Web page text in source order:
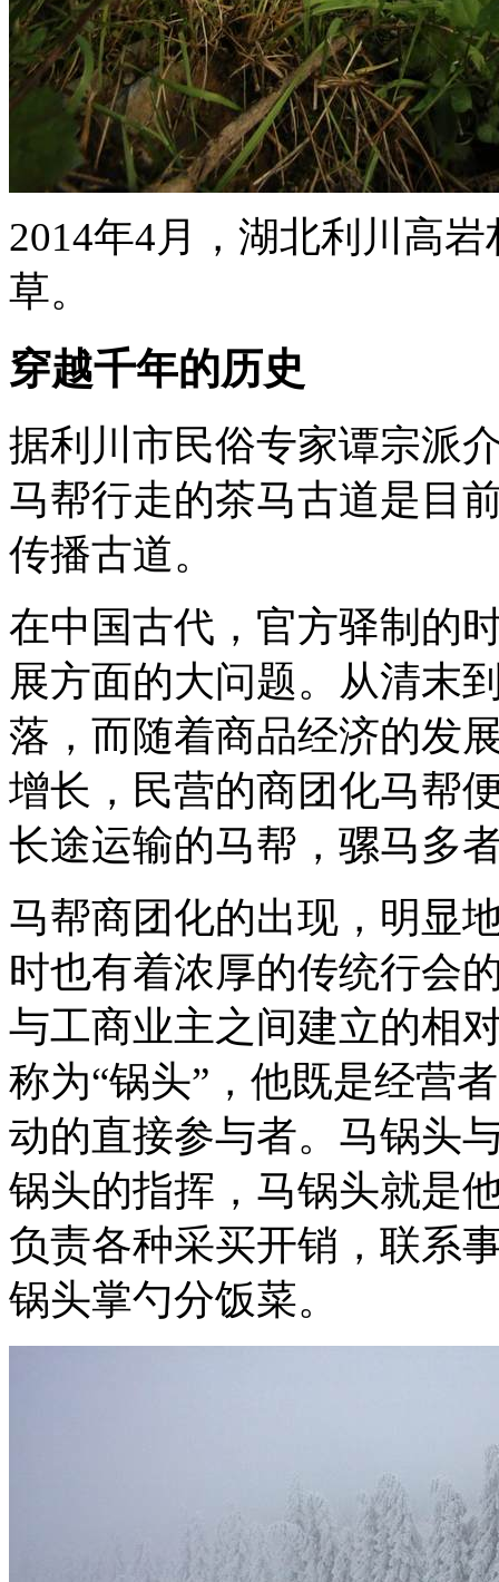
2014年4月，湖北利川高
草。
穿越千年的历史
据利川市民俗专家谭宗派
马帮行走的茶马古道是目
传播古道。
在中国古代，官方驿制的
展方面的大问题。从清末
落，而随着商品经济的发
增长，民营的商团化马帮
长途运输的马帮，骡马多
马帮商团化的出现，明显
时也有着浓厚的传统行会
与工商业主之间建立的相
称为“锅头”，他既是经营
动的直接参与者。马锅头
锅头的指挥，马锅头就是
负责各种采买开销，联系
锅头掌勺分饭菜。